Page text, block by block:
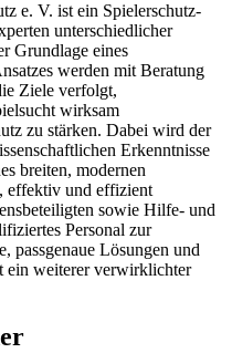
e. V. ist ein Spielerschutz-
unterschiedlicher
Grundlage eines
werden mit Beratung
Ziele verfolgt,
wirksam
zu stärken. Dabei wird der
Erkenntnisse
breiten, modernen
effektiv und effizient
sowie Hilfe- und
Personal zur
passgenaue Lösungen und
ein weiterer verwirklichter